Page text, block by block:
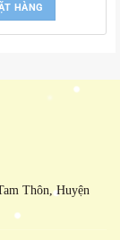
HÀNG
Thôn, Huyện